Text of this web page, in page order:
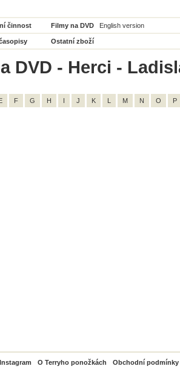
činnost Filmy na DVD English version
Ostatní zboží
DVD - Herci -
F G H I J K L M N O P
Instagram O Terryho ponožkách Obchodní podmínky
PayPal